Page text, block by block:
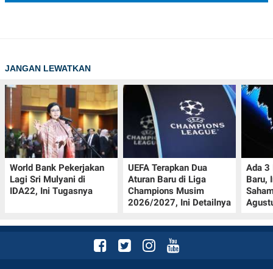
JANGAN LEWATKAN
World Bank Pekerjakan
Lagi Sri Mulyani di
IDA22, Ini Tugasnya
UEFA Terapkan Dua
Aturan Baru di Liga
Champions Musim
2026/2027, Ini Detailnya
Ada 3
Baru,